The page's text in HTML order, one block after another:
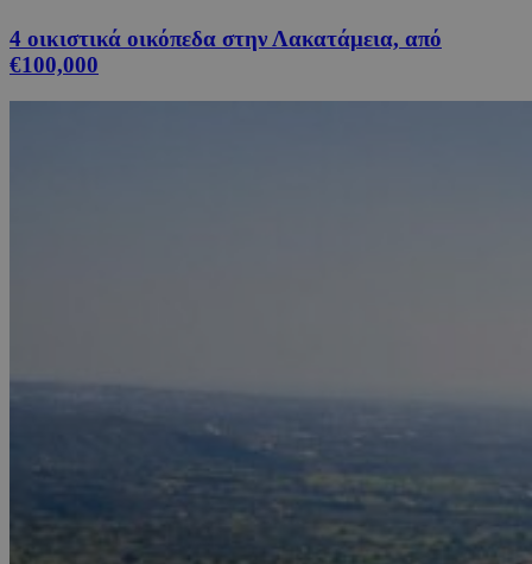
4 οικιστικά οικόπεδα στην Λακατάμεια, από
€100,000